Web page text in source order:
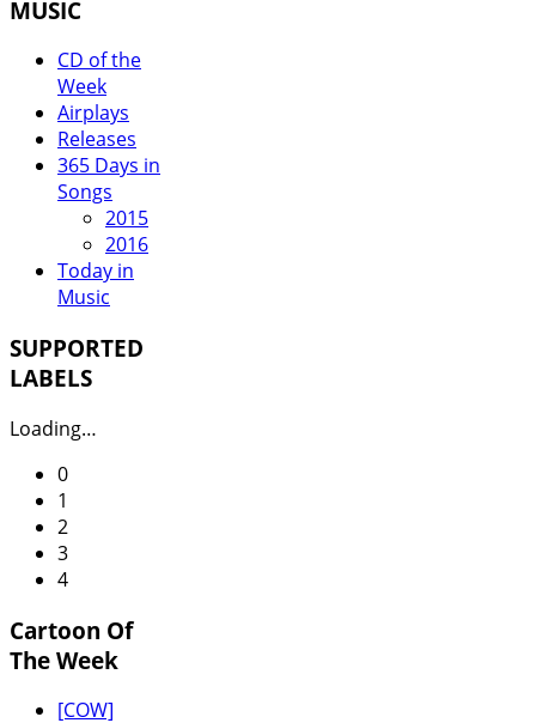
MUSIC
CD of the
Week
Airplays
Releases
365 Days in
Songs
2015
2016
Today in
Music
SUPPORTED
LABELS
Loading…
0
1
2
3
4
Cartoon Of
The Week
[COW]